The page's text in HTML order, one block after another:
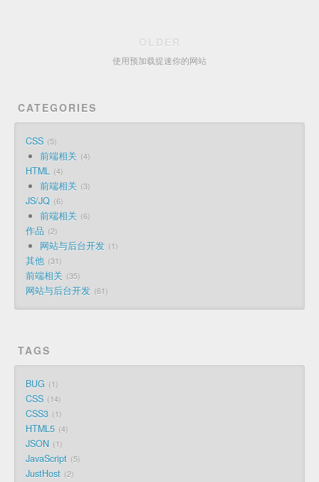
OLDER
使用预加载提速你的网站
CATEGORIES
CSS 5
前端相关 4
HTML 4
前端相关 3
JS/JQ 6
前端相关 6
作品 2
网站与后台开发 1
其他 31
前端相关 35
网站与后台开发 61
TAGS
BUG 1
CSS 14
CSS3 1
HTML5 4
JSON 1
JavaScript 5
JustHost 2